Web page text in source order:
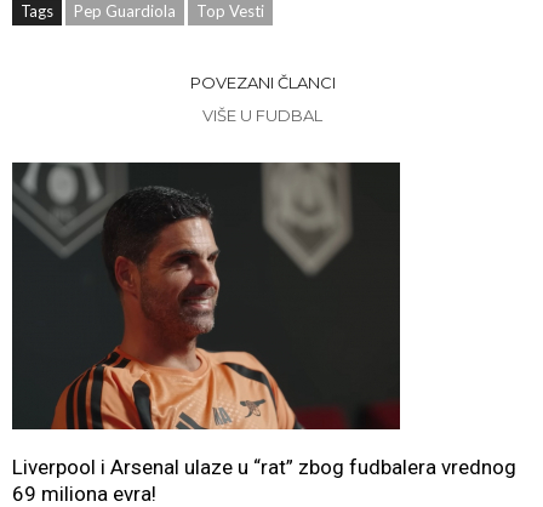
Tags Pep Guardiola Top Vesti
POVEZANI ČLANCI
VIŠE U FUDBAL
Liverpool i Arsenal ulaze u “rat” zbog fudbalera vrednog
69 miliona evra!